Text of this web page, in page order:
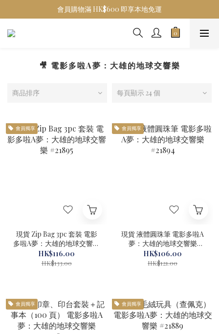
會員購物滿 HK$600 即享本地免運
🎥 電影多啦A夢：大雄的地球交響樂
商品排序 每頁顯示 24 個
會員獨享
現貨 Zip Bag 3pc 套裝 電影
多啦A夢：大雄的地球交響樂
#21895
HK$116.00
HK$133.00
會員獨享
現貨 液體圓珠筆 電影多啦A
夢：大雄的地球交響樂
#21894
HK$106.00
HK$121.00
會員獨享 會員獨享